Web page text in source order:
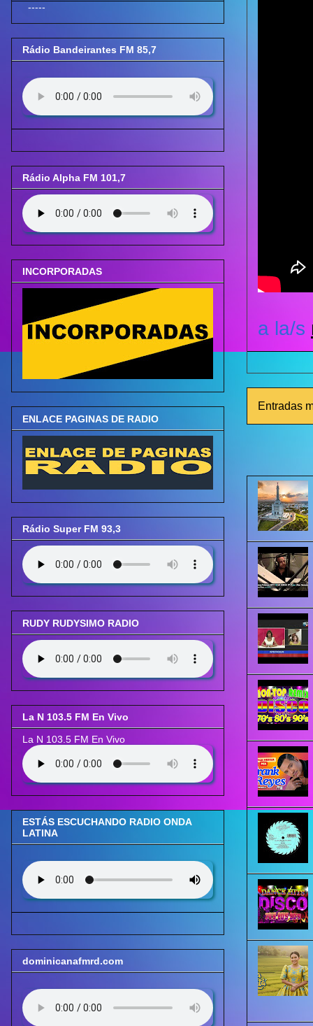
a la/s
Entradas
-----
Rádio Bandeirantes FM 85,7
Rádio Alpha FM 101,7
INCORPORADAS
ENLACE PAGINAS DE RADIO
Rádio Super FM 93,3
RUDY RUDYSIMO RADIO
La N 103.5 FM En Vivo
La N 103.5 FM En Vivo
ESTÁS ESCUCHANDO RADIO ONDA
LATINA
dominicanafmrd.com